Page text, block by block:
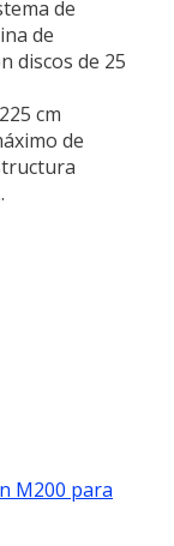
de
de
discos de 25
cm
de
M200 para